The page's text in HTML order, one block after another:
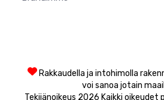
Rakkaudella ja intohimolla
voi sanoa jotain
Tekijänoikeus 2026 Kaikki oikeudet